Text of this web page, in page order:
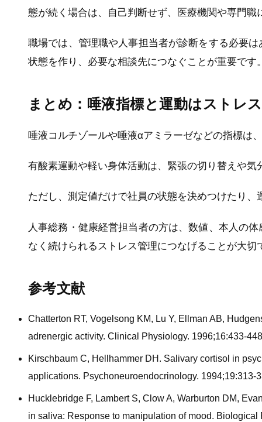
態が続く場合は、自己判断せず、医療機関や専門職
職場では、管理職や人事担当者が診断をする必要
状態を作り、必要な相談先につなぐことが重要です
まとめ：唾液指標と運動はストレ
唾液コルチゾールや唾液αアミラーゼなどの指標は
有酸素運動や軽い身体活動は、緊張の切り替えや
ただし、測定値だけで社員の状態を決めつけたり
人事総務・健康経営担当者の方は、数値、本人の
なく続けられるストレス管理につなげることが大切
参考文献
Chatterton RT, Vogelsong KM, Lu Y, Ellman AB,
adrenergic activity. Clinical Physiology. 1996;16:433-
Kirschbaum C, Hellhammer DH. Salivary cortisol in
applications. Psychoneuroendocrinology. 1994;19:313-
Hucklebridge F, Lambert S, Clow A, Warburton DM,
in saliva: Response to manipulation of mood. Biological